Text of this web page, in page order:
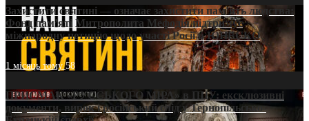
Захистити святині — означає захистити пам’ять людства:
Фонд пам’яті Митрополита Мефодія підтримує
міжнародну петицію щодо участі Росії в ЮНЕСКО
1 місяць тому58
ПРИСМАК «РУССЬКОГО МІРА» в ПЦУ: ексклюзивні
документи, вирок і російський слід у Тернопільсько-